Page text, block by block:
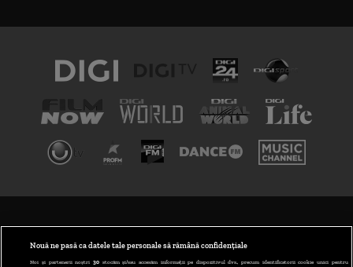
Nouă ne pasă ca datele tale personale să rămână confidențiale
Noi și partenerii noștri 30stocăm și/sau accesăm informații pe dispozitivul dvs., precum identificatorii cookie unici pentru